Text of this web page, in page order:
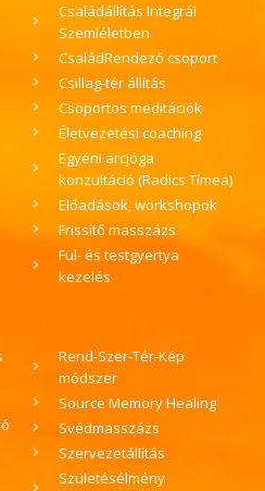
Családállítás Integrál
Szemléletben
CsaládRendező csoport
Csillag-tér állítás
Csoportos meditációk
Életvezetési coaching
Egyéni arcjóga
konzultáció (Radics Tímea)
Előadások, workshopok
Frissítő masszázs
Fül- és testgyertya
kezelés
Rend-Szer-Tér-Kép
módszer
Source Memory Healing
Svédmasszázs
Szervezetállítás
Születésélmény